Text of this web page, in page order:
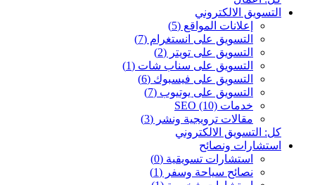
التسويق الالكتروني
إعلانات المواقع (5)
التسويق على انستغرام (7)
التسويق على تويتر (2)
التسويق على سناب شات (1)
التسويق على فيسبوك (6)
التسويق على يوتيوب (7)
خدمات SEO (10)
مقالات ترويجية ونشر (3)
كل: التسويق الالكتروني
استشارات ونصائح
استشارات تسويقية (0)
نصائح سياحة وسفر (1)